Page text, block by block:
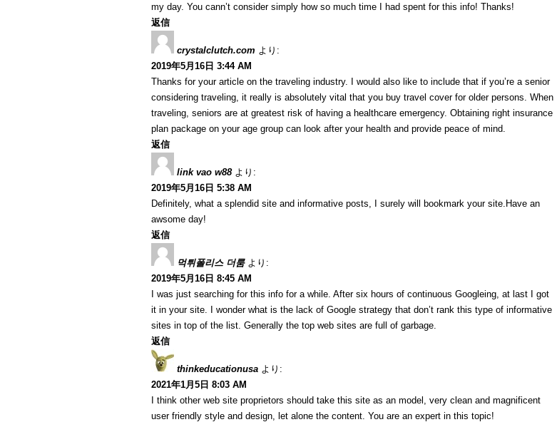
my day. You cann’t consider simply how so much time I had spent for this info! Thanks!
返信
crystalclutch.com より:
2019年5月16日 3:44 AM
Thanks for your article on the traveling industry. I would also like to include that if you’re a senior
considering traveling, it really is absolutely vital that you buy travel cover for older persons. When
traveling, seniors are at greatest risk of having a healthcare emergency. Obtaining right insurance
plan package on your age group can look after your health and provide peace of mind.
返信
link vao w88 より:
2019年5月16日 5:38 AM
Definitely, what a splendid site and informative posts, I surely will bookmark your site.Have an
awsome day!
返信
먹튀폴리스 더룸 より:
2019年5月16日 8:45 AM
I was just searching for this info for a while. After six hours of continuous Googleing, at last I got
it in your site. I wonder what is the lack of Google strategy that don’t rank this type of informative
sites in top of the list. Generally the top web sites are full of garbage.
返信
thinkeducationusa より:
2021年1月5日 8:03 AM
I think other web site proprietors should take this site as an model, very clean and magnificent
user friendly style and design, let alone the content. You are an expert in this topic!